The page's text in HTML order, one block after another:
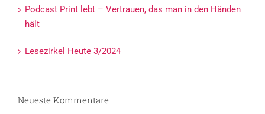
Podcast Print lebt – Vertrauen, das man in den Händen
hält
Lesezirkel Heute 3/2024
Neueste Kommentare